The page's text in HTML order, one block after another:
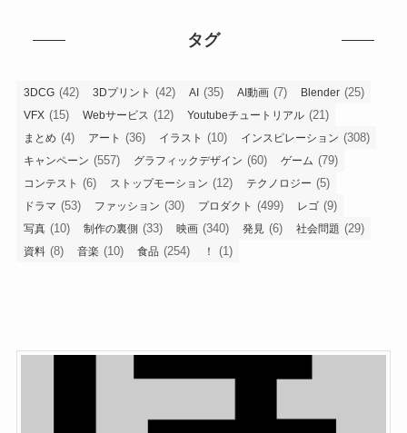
タグ
3DCG (42) 3Dプリント (42) AI (35) AI動画 (7) Blender (25)
VFX (15) Webサービス (12) Youtubeチュートリアル (21)
まとめ (4) アート (36) イラスト (10) インスピレーション (308)
キャンペーン (557) グラフィックデザイン (60) ゲーム (79)
コンテスト (6) ストップモーション (12) テクノロジー (5)
ドラマ (53) ファッション (30) プロダクト (499) レゴ (9)
写真 (10) 制作の裏側 (33) 映画 (340) 発見 (6) 社会問題 (29)
資料 (8) 音楽 (10) 食品 (254) ！ (1)